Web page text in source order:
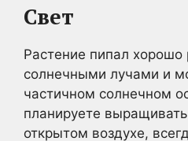
Свет
Растение пипал
солнечными лучами и
частичном солнечном
планируете
открытом воздухе,